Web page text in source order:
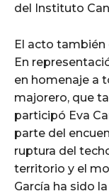
del Instituto
El acto también
En
en homenaje a
majorero, que
participó Eva
parte del
ruptura del
territorio y el
García ha sido